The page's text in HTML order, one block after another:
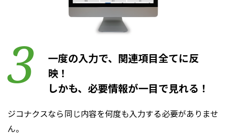
一度の入力で、関連項目全てに反
映！
しかも、必要情報が一目で見れる！
ジコナクスなら同じ内容を何度も入力する必要がありませ
ん。